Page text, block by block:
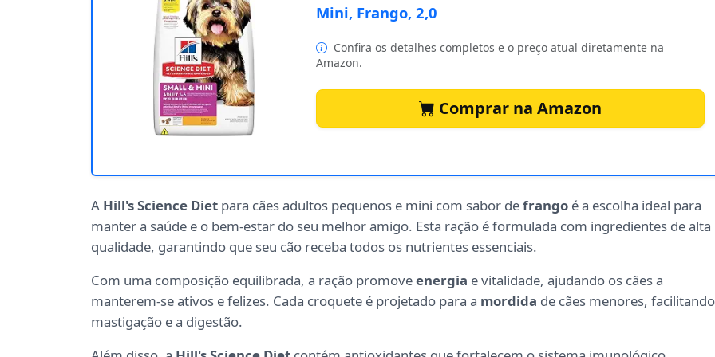
Mini, Frango, 2,0
Confira os detalhes completos e o preço atual diretamente na
Amazon.
Comprar na Amazon
A Hill's Science Diet para cães adultos pequenos e mini com sabor defrango é a escolha ideal para
manter a saúde e o bem-estar do seu melhor amigo. Esta ração é formulada com ingredientes de alta
qualidade, garantindo que seu cão receba todos os nutrientes essenciais.
Com uma composição equilibrada, a ração promoveenergia e vitalidade, ajudando os cães a
manterem-se ativos e felizes. Cada croquete é projetado para a mordida de cães menores,
mastigação e a digestão.